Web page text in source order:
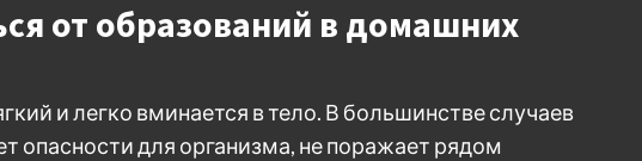
от образований в домашних
и легко вминается в тело. В большинстве случаев
опасности для организма, не поражает рядом